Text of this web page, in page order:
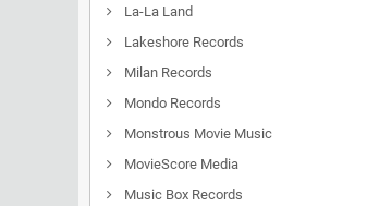
La-La Land
Lakeshore Records
Milan Records
Mondo Records
Monstrous Movie Music
MovieScore Media
Music Box Records